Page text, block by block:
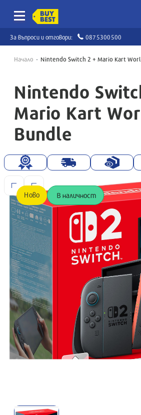
За въпроси и отговори: 0875300500
Начало Nintendo Switch 2 + Mario Kart
Nintendo
Mario Kart
Bundle
Ново В наличност